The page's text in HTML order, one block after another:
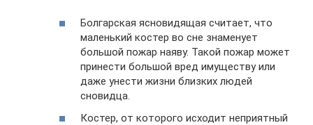
Болгарская ясновидящая считает, что
маленький костер во сне знаменует
большой пожар наяву. Такой пожар может
принести большой вред имуществу или
даже унести жизни близких людей
сновидца.
Костер, от которого исходит неприятный